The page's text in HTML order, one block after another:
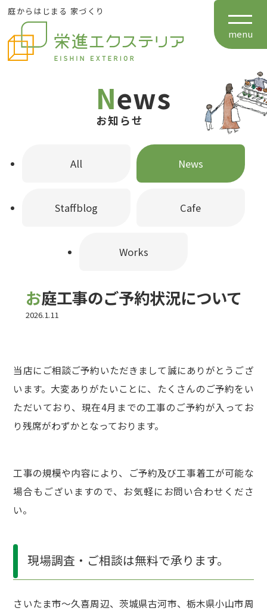
よくある質問
お電話でのお問い合わせ
0480-48-6665
庭からはじまる 家づくり
menu
News
お知らせ
All News
Staffblog Cafe
Works
お庭工事のご予約状況について
2026.1.11
当店にご相談ご予約いただきまして誠にありがとうござ
います。大変ありがたいことに、たくさんのご予約をい
ただいており、現在4月までの工事のご予約が入ってお
り残席がわずかとなっております。
工事の規模や内容により、ご予約及び工事着工が可能な
場合もございますので、お気軽にお問い合わせくださ
い。
現場調査・ご相談は無料で承ります。
さいたま市～久喜周辺、茨城県古河市、栃木県小山市周